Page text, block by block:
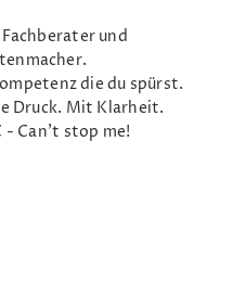
und
die du spürst.
Druck. Mit Klarheit.
- Can't stop me!